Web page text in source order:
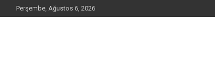
to
Perşembe, Ağustos 6, 2026